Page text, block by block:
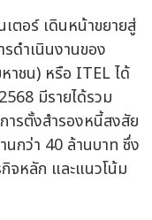
เตอร์ เดินหน้าขยายสู่
ดำเนินงานของ
าชน) หรือ ITEL ได้
มีรายได้รวม
ารตั้งสำรองหนี้สงสัย
นกว่า 40 ล้านบาท ซึ่ง
จหลัก และแนวโน้ม